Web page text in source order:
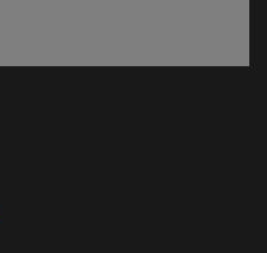
ventana)
en nueva ventana)
en nueva ventana)